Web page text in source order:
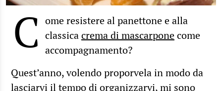
C ome resistere al panettone e alla
classicacrema di mascarponecome
accompagnamento?
Quest’anno, volendo proporvela in modo da
lasciarvi il tempo di organizzarvi, mi sono